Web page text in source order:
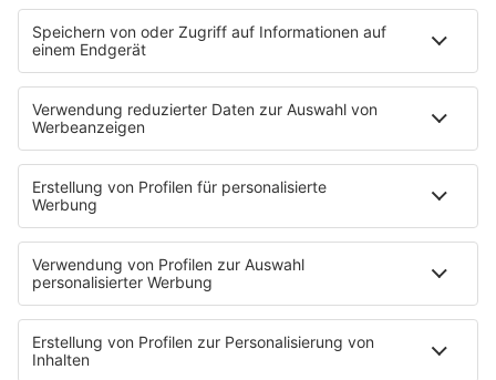
Weiterführende Links:
Hier findet ihr die häufigsten Gründe für
einen Arbeitgeberwechsel
Den Urlaubsanspruch bei
Arbeitgeberwechsel richtig berechnen
Alles zur betrieblichen Altersvorsorge